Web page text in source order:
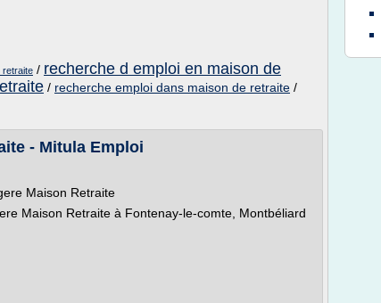
retraite / recherche d emploi en maison de
/ recherche emploi dans maison de retraite /
- Mitula Emploi
Maison Retraite
Maison Retraite à Fontenay-le-comte, Montbéliard